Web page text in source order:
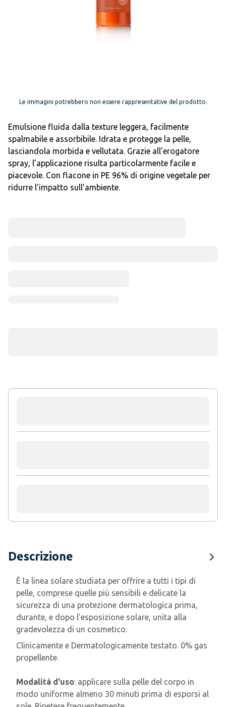
Le immagini potrebbero non essere rappresentative del prodotto.
Emulsione fluida dalla texture leggera, facilmente
spalmabile e assorbibile. Idrata e protegge la pelle,
lasciandola morbida e vellutata. Grazie all’erogatore
spray, l’applicazione risulta particolarmente facile e
piacevole. Con flacone in PE 96% di origine vegetale per
ridurre l’impatto sull’ambiente.
Descrizione
È la linea solare studiata per offrire a tutti i tipi di
pelle, comprese quelle più sensibili e delicate la
sicurezza di una protezione dermatologica prima,
durante, e dopo l'esposizione solare, unita alla
gradevolezza di un cosmetico.
Clinicamente e Dermatologicamente testato. 0% gas
propellente.
Modalità d'uso: applicare sulla pelle del corpo in
modo uniforme almeno 30 minuti prima di esporsi al